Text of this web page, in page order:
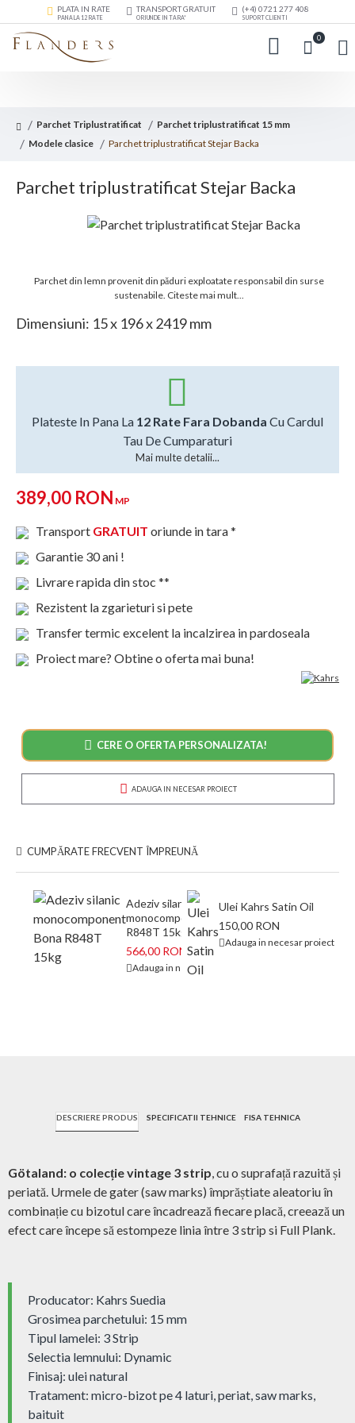
PLATA IN RATE
PANA LA 12 RATE
TRANSPORT GRATUIT
ORIUNDE IN TARA*
(+4) 0721 277 408
SUPORT CLIENTI
0
Parchet Triplustratificat
Parchet triplustratificat 15 mm
Modele clasice
Parchet triplustratificat Stejar Backa
Parchet triplustratificat Stejar Backa
Dimensiuni: 15 x 196 x 2419 mm
Plateste In Pana La 12 Rate Fara Dobanda Cu Cardul
Tau De Cumparaturi
Mai multe detalii...
Parchet din lemn provenit din păduri exploatate responsabil din surse
sustenabile. Citeste mai mult...
389,00 RON MP
Transport GRATUIT oriunde in tara *
Garantie 30 ani !
Livrare rapida din stoc **
Rezistent la zgarieturi si pete
Transfer termic excelent la incalzirea in pardoseala
Proiect mare? Obtine o oferta mai buna!
CERE O OFERTA PERSONALIZATA!
ADAUGA IN NECESAR PROIECT
CUMPĂRATE FRECVENT ÎMPREUNĂ
Adeziv silanic
monocomponent Bona
R848T 15kg
566,00 RON
673,00 RON
Adauga in necesar proiect
Ulei Kahrs Satin Oil
150,00 RON
Adauga in necesar proiect
DESCRIERE PRODUS SPECIFICATII TEHNICE FISA TEHNICA
Götaland: o colecție vintage 3 strip, cu o suprafață razuită și
periată. Urmele de gater (saw marks) împrăștiate aleatoriu în
combinație cu bizotul care încadrează fiecare placă, creează un
efect care începe să estompeze linia între 3 strip si Full Plank.
Producator: Kahrs Suedia
Grosimea parchetului: 15 mm
Tipul lamelei: 3 Strip
Selectia lemnului: Dynamic
Finisaj: ulei natural
Tratament: micro-bizot pe 4 laturi, periat, saw marks,
baituit